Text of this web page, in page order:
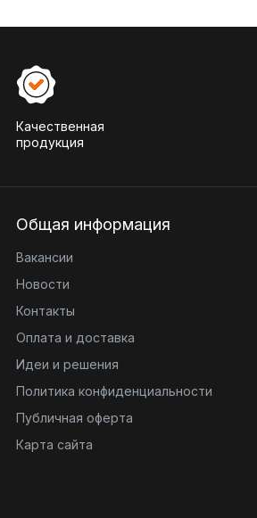
Качественная
продукция
Общая информация
Вакансии
Новости
Контакты
Оплата и доставка
Идеи и решения
Политика конфиденциальности
Публичная оферта
Карта сайта